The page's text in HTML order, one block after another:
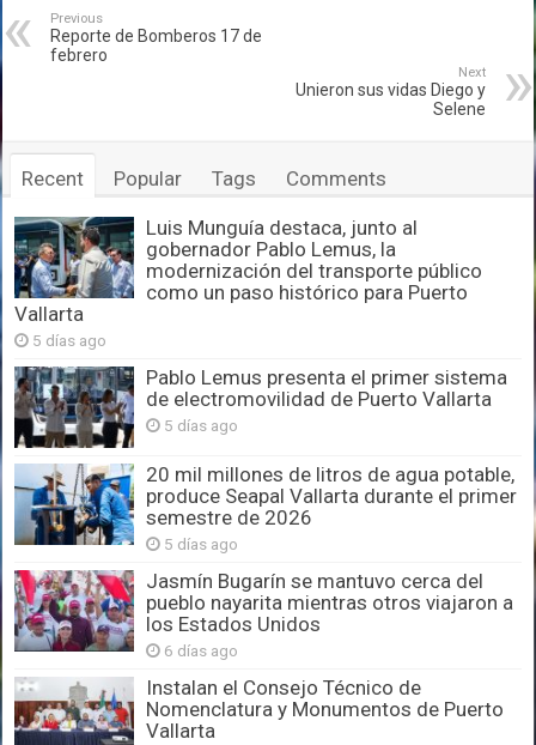
Previous
Reporte de Bomberos 17 de
febrero
Next
Unieron sus vidas Diego y
Selene
Recent Popular Tags Comments
Luis Munguía destaca, junto al
gobernador Pablo Lemus, la
modernización del transporte público
como un paso histórico para Puerto
Vallarta
5 días ago
Pablo Lemus presenta el primer sistema
de electromovilidad de Puerto Vallarta
5 días ago
20 mil millones de litros de agua potable,
produce Seapal Vallarta durante el primer
semestre de 2026
5 días ago
Jasmín Bugarín se mantuvo cerca del
pueblo nayarita mientras otros viajaron a
los Estados Unidos
6 días ago
Instalan el Consejo Técnico de
Nomenclatura y Monumentos de Puerto
Vallarta